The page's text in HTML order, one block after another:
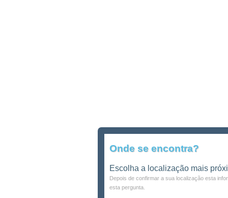
Onde se encontra?
Escolha a localização mais
Depois de confirmar a sua localização esta
esta pergunta.